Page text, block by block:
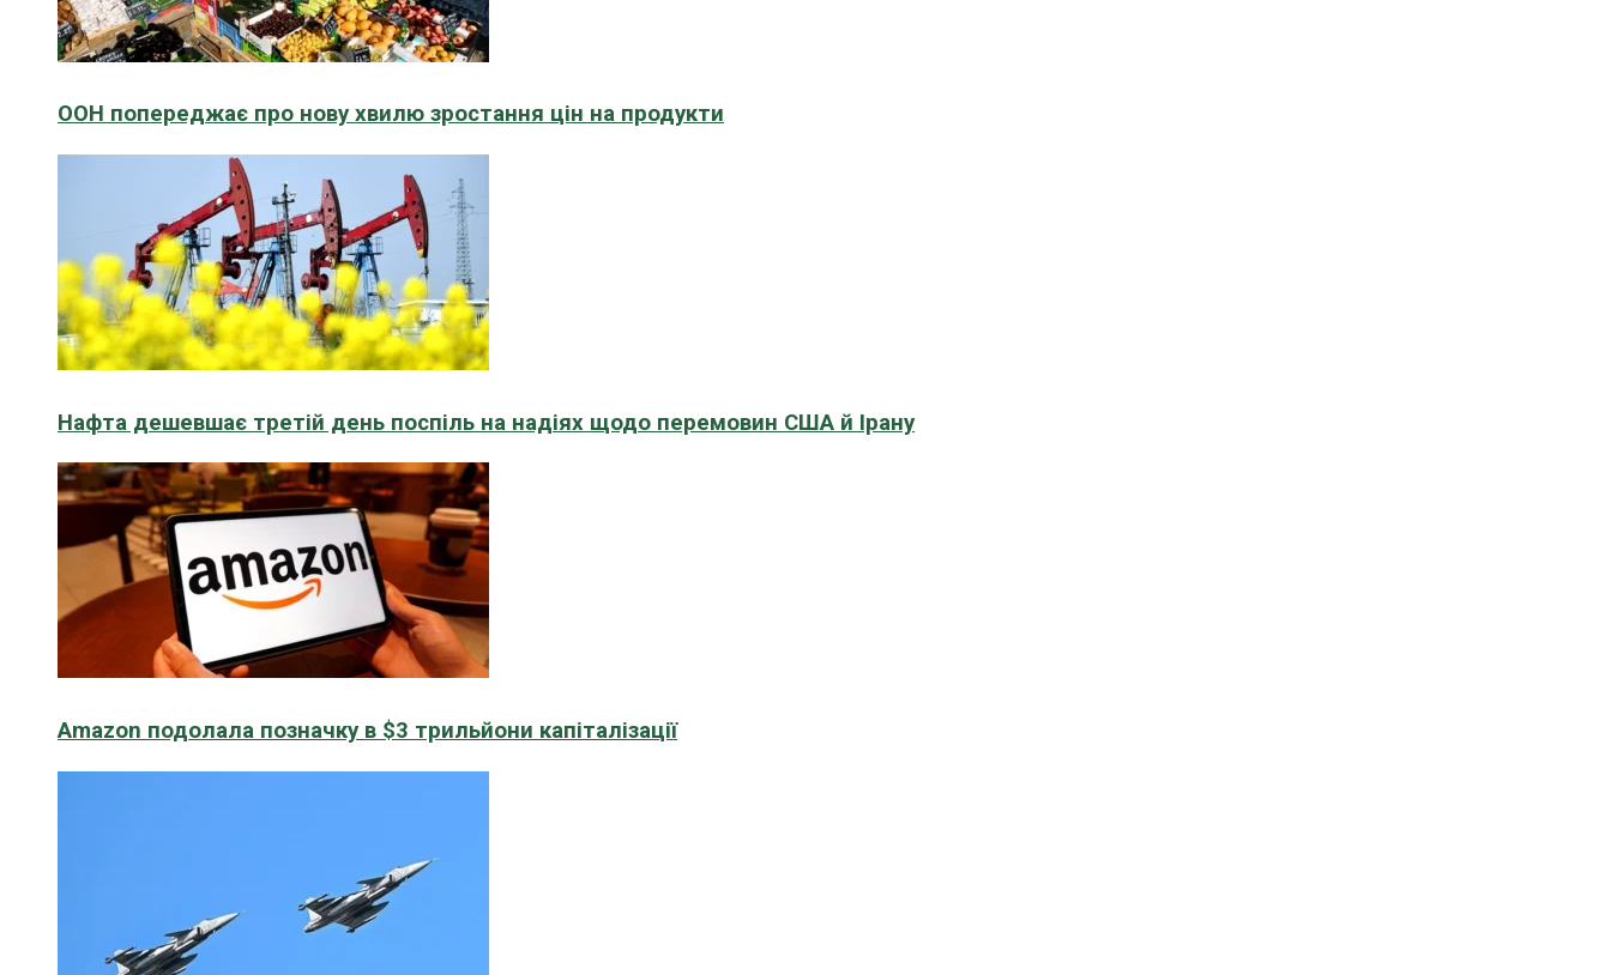
ООН попереджає про нову хвилю зростання цін на продукти
Нафта дешевшає третій день поспіль на надіях щодо перемовин США й Ірану
Amazon подолала позначку в $3 трильйони капіталізації